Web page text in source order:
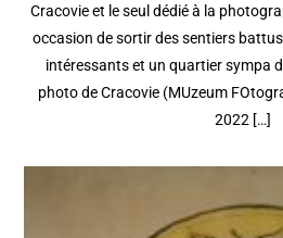
Cracovie et le seul dédié à la
occasion de sortir des sentiers
intéressants et un quartier sympa
photo de Cracovie (MUzeum
2022 […]